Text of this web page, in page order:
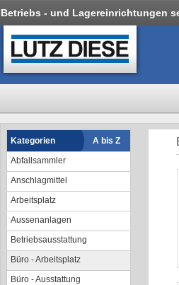
Betriebs - und Lagereinrichtungen
Kategorien
A bis Z
Abfallsammler
Anschlagmittel
Arbeitsplatz
Aussenanlagen
Betriebsausstattung
Büro - Arbeitsplatz
Büro - Ausstattung